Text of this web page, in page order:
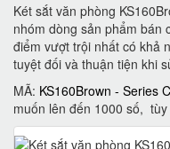
Két sắt văn phòng
nhóm dòng sản phẩm bán
điểm vượt trội nhất có khả
tuyệt đối và thuận tiện khi
MÃ: KS160Brown - Series
muốn lên đến 1000 số,